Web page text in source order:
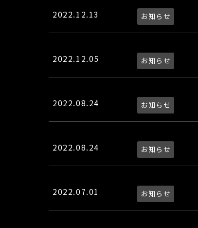
2022.12.13 お知らせ
2022.12.05 お知らせ
2022.08.24 お知らせ
2022.08.24 お知らせ
2022.07.01 お知らせ